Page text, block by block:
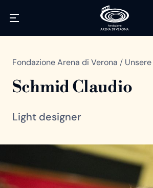
Fondazione Arena di Verona /
Schmid Claudio
Light designer